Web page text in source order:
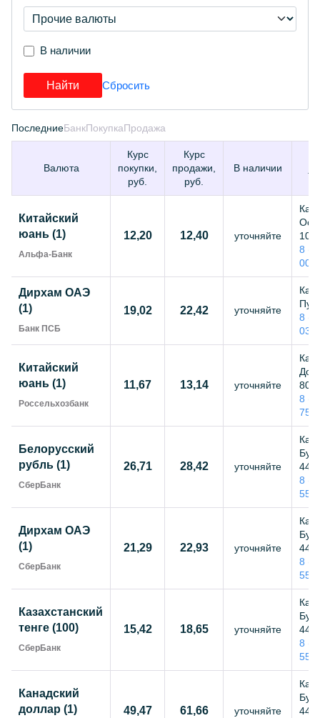
В наличии
ПоследниеБанкПокупкаПродажа
Валюта
Курс
покупки,
руб.
Курс
продажи,
руб.
В наличии
Китайский
юань (1)
Альфа-Банк
12,20 12,40 уточняйте
103,
8
00-
Дирхам ОАЭ
(1)
Банк ПСБ
19,02 22,42 уточняйте
8
03-
Китайский
юань (1)
Россельхозбанк
11,67 13,14 уточняйте
80,
8
75-
Белорусский
рубль (1)
СберБанк
26,71 28,42 уточняйте
44,
8
55-
Дирхам ОАЭ
(1)
СберБанк
21,29 22,93 уточняйте
44,
8
55-
Казахстанский
тенге (100)
СберБанк
15,42 18,65 уточняйте
44,
8
55-
Канадский
доллар (1)
49,47 61,66 уточняйте
44,